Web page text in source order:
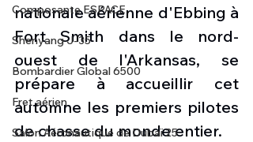
Composante ESPACE
Shenyang J-35
Bombardier Global 6500
Fret aérien
Salon Aéronautique de Dubaï 25
nationale aérienne d'Ebbing à
Fort Smith dans le nord-
ouest de l'Arkansas, se
prépare à accueillir cet
automne les premiers pilotes
de chasse du monde entier.